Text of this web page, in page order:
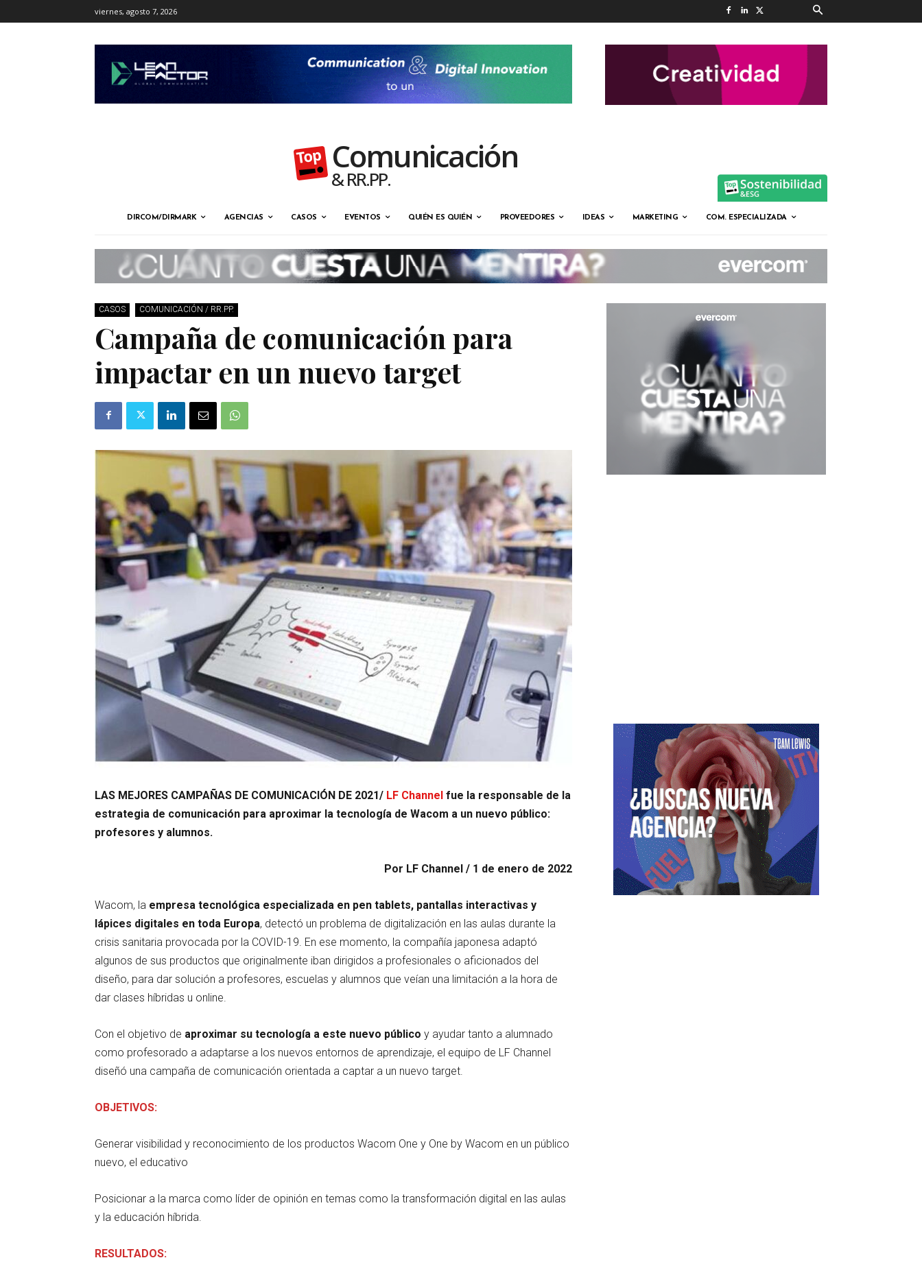
viernes, agosto 7, 2026
Comunicación
& RR.PP.
DIRCOM/DIRMARK AGENCIAS CASOS EVENTOS QUIÉN ES QUIÉN PROVEEDORES IDEAS MARKETING COM. ESPECIALIZADA
CASOS COMUNICACIÓN / RR.PP.
Campaña de comunicación para
impactar en un nuevo target
LAS MEJORES CAMPAÑAS DE COMUNICACIÓN DE 2021/ LF Channel fue la responsable de la
estrategia de comunicación para aproximar la tecnología de Wacom a un nuevo público:
profesores y alumnos.
Por LF Channel / 1 de enero de 2022
Wacom, la empresa tecnológica especializada en pen tablets, pantallas interactivas y
lápices digitales en toda Europa, detectó un problema de digitalización en las aulas durante la
crisis sanitaria provocada por la COVID-19. En ese momento, la compañía japonesa adaptó
algunos de sus productos que originalmente iban dirigidos a profesionales o aficionados del
diseño, para dar solución a profesores, escuelas y alumnos que veían una limitación a la hora de
dar clases híbridas u online.
Con el objetivo de aproximar su tecnología a este nuevo público y ayudar tanto a alumnado
como profesorado a adaptarse a los nuevos entornos de aprendizaje, el equipo de LF Channel
diseñó una campaña de comunicación orientada a captar a un nuevo target.
OBJETIVOS:
Generar visibilidad y reconocimiento de los productos Wacom One y One by Wacom en un público
nuevo, el educativo
Posicionar a la marca como líder de opinión en temas como la transformación digital en las aulas
y la educación híbrida.
RESULTADOS: